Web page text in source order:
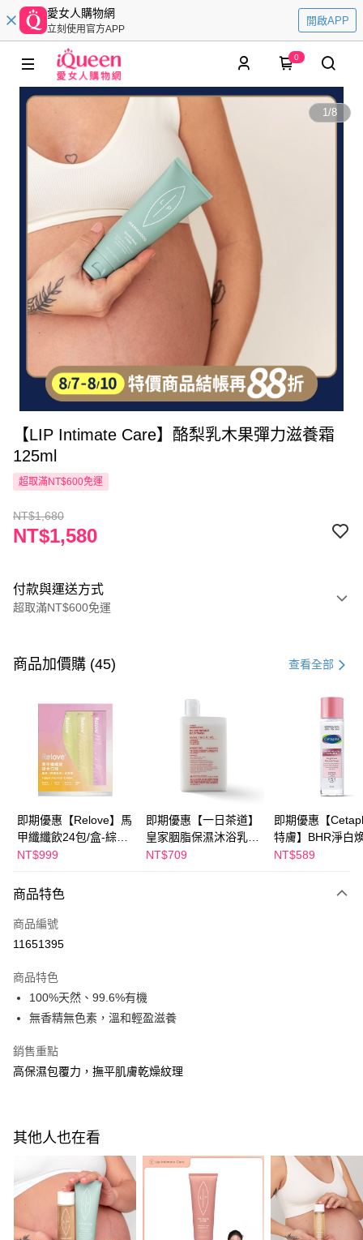
愛女人購物網
立刻使用官方APP
開啟APP
0
1/8
【LIP Intimate Care】酪梨乳木果彈力滋養霜
125ml
超取滿NT$600免運
NT$1,680
NT$1,580
付款與運送方式
超取滿NT$600免運
信用卡一次付款
Apple Pay
街口支付
悠遊付
Google Pay
AFTEE先享後付
相關說明
【關於「AFTEE先享後付」】
便利好安心！
１．簡單：不需註冊會員、不需綁卡、不需儲值。
２．便利：只要手機號碼，簡訊認證，即可結帳。
３．安心：先確認商品／服務後，再付款。
１．於結帳方式選擇「AFTEE先享後付」後，將跳轉至「AFTEE先享後付」
結帳頁面，進行簡訊認證並確認金額後，即可完成結帳。
※ 請注意：結帳手續完成當下不需立刻繳費，但若您需要取消訂單，請聯絡
購買商品的店家。未經商家同意取消之訂單仍視為有效，需透過AFTEE先享
後付繳納相關費用。
※ 交易是否成功請以「AFTEE先享後付 」之結帳頁面顯示為準，若有關於
是否繳費成功／繳費後需取消欲退款等相關疑問，請聯繫「AFTEE先享後付
客戶支援中心」 https://netprotections.freshdesk.com/support/home
【注意事項】
ATM付款
運送方式
全家付款取貨
付款後全家取貨
每筆NT$100，滿NT$600(含以上)免運費
付款後萊爾富取貨
每筆NT$100，滿NT$600(含以上)免運費
7-11付款取貨
商品加價購 (45) 查看全部
即期優惠【Relove】馬
甲纖纖飲24包/盒-綜合
口味(效期2027-01-22)
NT$999
即期優惠【一日茶道】
皇家胭脂保濕沐浴乳
600ml 效期2027/2/19
NT$709
即期優惠【
特膚】BHR淨白
妝水 150mL 效期
NT$589
商品特色
商品編號
11651395
商品特色
100%天然、99.6%有機
無香精無色素，溫和輕盈滋養
銷售重點
高保濕包覆力，撫平肌膚乾燥紋理
其他人也在看